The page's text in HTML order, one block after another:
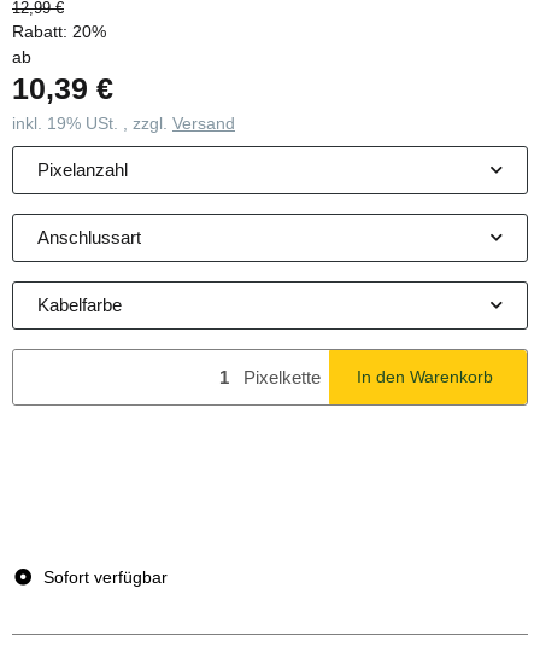
12,99 €
Rabatt: 20%
ab
10,39 €
inkl. 19% USt. , zzgl. Versand
Pixelanzahl
Anschlussart
Kabelfarbe
Pixelkette In den Warenkorb
Sofort verfügbar